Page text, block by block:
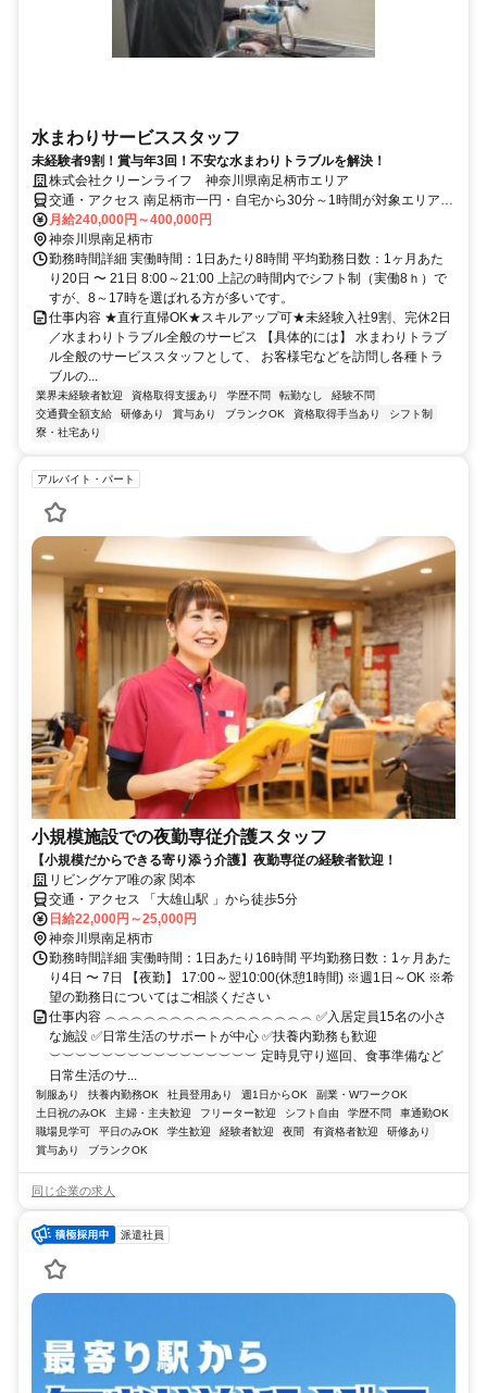
水まわりサービススタッフ
未経験者9割！賞与年3回！不安な水まわりトラブルを解決！
株式会社クリーンライフ 神奈川県南足柄市エリア
交通・アクセス 南足柄市一円・自宅から30分～1時間が対象エリアで
す（直行直帰）。
月給240,000円～400,000円
神奈川県南足柄市
勤務時間詳細 実働時間：1日あたり8時間 平均勤務日数：1ヶ月あた
り20日 〜 21日 8:00～21:00 上記の時間内でシフト制（実働8ｈ）で
すが、8～17時を選ばれる方が多いです。
仕事内容 ★直行直帰OK★スキルアップ可★未経験入社9割、完休2日
／水まわりトラブル全般のサービス 【具体的には】 水まわりトラブ
ル全般のサービススタッフとして、 お客様宅などを訪問し各種トラ
ブルの...
業界未経験者歓迎 資格取得支援あり 学歴不問 転勤なし
経験不問
交通費全額支給
研修あり 賞与あり ブランクOK 資格取得手当あり
シフト制
寮・社宅あり
アルバイト・パート
小規模施設での夜勤専従介護スタッフ
【小規模だからできる寄り添う介護】夜勤専従の経験者歓迎！
リビングケア唯の家 関本
交通・アクセス 「大雄山駅 」から徒歩5分
日給22,000円～25,000円
神奈川県南足柄市
勤務時間詳細 実働時間：1日あたり16時間 平均勤務日数：1ヶ月あた
り4日 〜 7日 【夜勤】 17:00～翌10:00(休憩1時間) ※週1日～OK ※希
望の勤務日についてはご相談ください
仕事内容 ︵︵︵︵︵︵︵︵︵︵︵︵︵︵︵︵ ✅入居定員15名の小さ
な施設 ✅日常生活のサポートが中心 ✅扶養内勤務も歓迎
︶︶︶︶︶︶︶︶︶︶︶︶︶︶︶︶ 定時見守り巡回、食事準備など
日常生活のサ...
制服あり 扶養内勤務OK 社員登用あり 週1日からOK
副業・WワークOK
土日祝のみOK
主婦・主夫歓迎 フリーター歓迎 シフト自由 学歴不問
車通勤OK
職場見学可
平日のみOK 学生歓迎 経験者歓迎 夜間 有資格者歓迎
研修あり
賞与あり
ブランクOK
同じ企業の求人
派遣社員